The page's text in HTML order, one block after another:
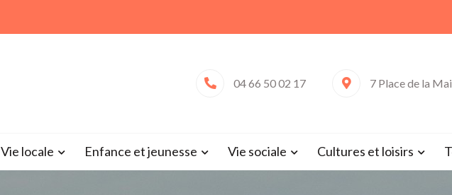
04 66 50 02 17 7 Place de la
Vie locale Enfance et jeunesse Vie sociale Cultures et loisirs